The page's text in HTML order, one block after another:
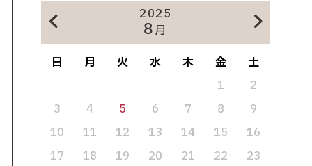
2025
8月
日
月 火 水 木 金
土
1
2
3
4 5 6 7 8
9
10
11 12 13 14 15
16
17
18 19 20 21 22
23